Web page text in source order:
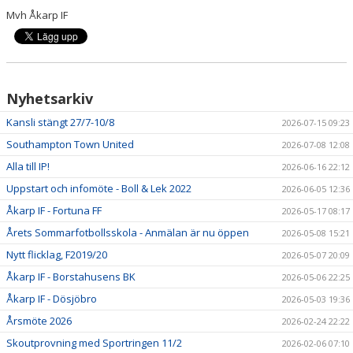
Mvh Åkarp IF
Nyhetsarkiv
Kansli stängt 27/7-10/8 2026-07-15 09:23
Southampton Town United 2026-07-08 12:08
Alla till IP! 2026-06-16 22:12
Uppstart och infomöte - Boll & Lek 2022 2026-06-05 12:36
Åkarp IF - Fortuna FF 2026-05-17 08:17
Årets Sommarfotbollsskola - Anmälan är nu öppen 2026-05-08 15:21
Nytt flicklag, F2019/20 2026-05-07 20:09
Åkarp IF - Borstahusens BK 2026-05-06 22:25
Åkarp IF - Dösjöbro 2026-05-03 19:36
Årsmöte 2026 2026-02-24 22:22
Skoutprovning med Sportringen 11/2 2026-02-06 07:10